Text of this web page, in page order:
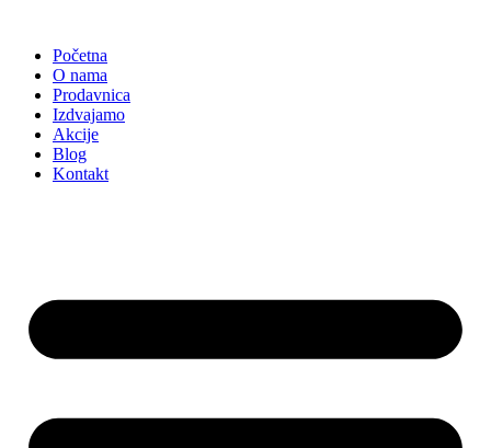
sadržajPočetna
O nama
Prodavnica
Izdvajamo
Akcije
Blog
Kontakt